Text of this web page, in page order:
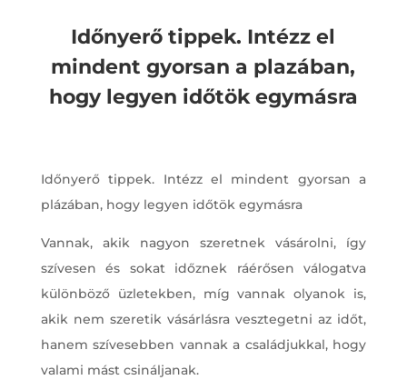
Időnyerő tippek. Intézz el
mindent gyorsan a plazában,
hogy legyen időtök egymásra
Időnyerő tippek. Intézz el mindent gyorsan a
plázában, hogy legyen időtök egymásra
Vannak, akik nagyon szeretnek vásárolni, így
szívesen és sokat időznek ráérősen válogatva
különböző üzletekben, míg vannak olyanok is,
akik nem szeretik vásárlásra vesztegetni az időt,
hanem szívesebben vannak a családjukkal, hogy
valami mást csináljanak.